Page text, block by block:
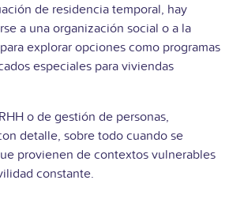
de residencia temporal, hay
a una organización social o a la
explorar opciones como programas
especiales para viviendas
o de gestión de personas,
detalle, sobre todo cuando se
provienen de contextos vulnerables
constante.